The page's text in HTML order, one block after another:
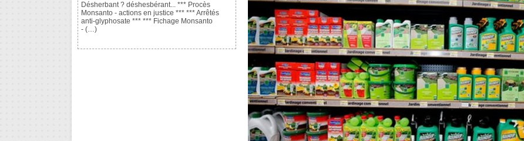
Désherbant ? déshesbérant... *** Procès
Monsanto - actions en justice *** *** Arrêtés
anti-glyphosate *** *** Fichage Monsanto
- (…)